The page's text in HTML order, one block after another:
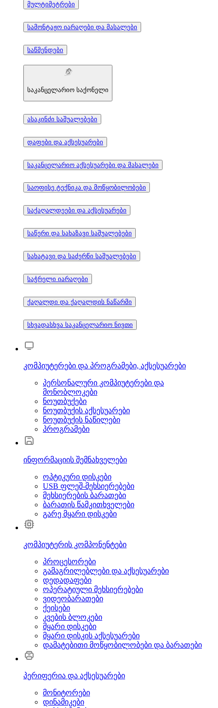
მულტიმეტრები
სამონტაჟო იარაღები და მასალები
საწმენდები
საკანცელარიო საქონელი
ასაკინძი საშუალებები
დაფები და აქსესუარები
საკანცელარიო აქსესუარები და მასალები
საოფისე ტექნიკა და მოწყობილობები
საქაღალდეები და აქსესუარები
საწერი და სახაზავი საშუალებები
სახატავი და საძერწი საშუალებები
საჭრელი იარაღები
ქაღალდი და ქაღალდის ნაწარმი
სხვადასხვა საკანცელარიო ნივთი
კომპიუტერები და პროგრამები, აქსესუარები
პერსონალური კომპიუტერები და
მონობლოკები
ნოუთბუქები
ნოუთბუქის აქსესუარები
ნოუთბუქის ნაწილები
პროგრამები
ინფორმაციის შემნახველები
ოპტიკური დისკები
USB ფლეშ-მეხსიერებები
მეხსიერების ბარათები
ბარათის წამკითხველები
გარე მყარი დისკები
კომპიუტერის კომპონენტები
პროცესორები
გამაგრილებლები და აქსესუარები
დედადაფები
ოპერატიული მეხსიერებები
ვიდეობარათები
ქეისები
კვების ბლოკები
მყარი დისკები
მყარი დისკის აქსესუარები
დამატებითი მოწყობილობები და ბარათები
პერიფერია და აქსესუარები
მონიტორები
დინამიკები